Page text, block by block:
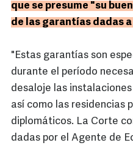
que se presume "su
de las garantías dadas
"Estas garantías son
durante el período
desaloje las
así como las residencias
diplomáticos. La Corte
dadas por el Agente de